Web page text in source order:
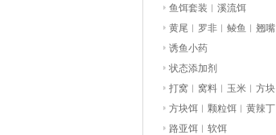
鱼饵套装︱溪流饵
黄尾︱罗非︱鲮鱼︱翘嘴
︱鳑鲏︱马口
诱鱼小药
状态添加剂
打窝︱窝料︱玉米︱方块
饵方块饵︱颗粒饵︱黄辣丁
路亚饵︱软饵